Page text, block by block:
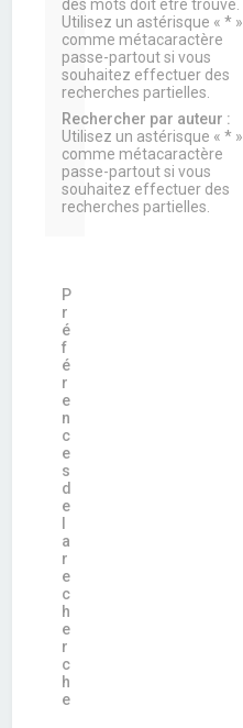
des mots doit être trouvé.
Utilisez un astérisque « * »
comme métacaractère
passe-partout si vous
souhaitez effectuer des
recherches partielles.
Rechercher par auteur :
Utilisez un astérisque « * »
comme métacaractère
passe-partout si vous
souhaitez effectuer des
recherches partielles.
P
r
é
f
é
r
e
n
c
e
s
d
e
a
r
e
c
h
e
r
c
h
e